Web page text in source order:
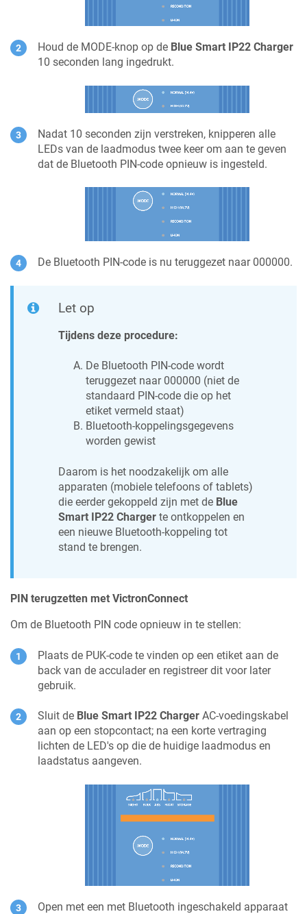
Houd de MODE-knop op de Blue Smart IP22 Charger
10 seconden lang ingedrukt.
Nadat 10 seconden zijn verstreken, knipperen alle
LEDs van de laadmodus twee keer om aan te geven
dat de Bluetooth PIN-code opnieuw is ingesteld.
De Bluetooth PIN-code is nu teruggezet naar 000000.
Let op
Tijdens deze procedure:
De Bluetooth PIN-code wordt
teruggezet naar 000000 (niet de
standaard PIN-code die op het
etiket vermeld staat)
Bluetooth-koppelingsgegevens
worden gewist
Daarom is het noodzakelijk om alle
apparaten (mobiele telefoons of tablets)
die eerder gekoppeld zijn met de Blue
Smart IP22 Charger te ontkoppelen en
een nieuwe Bluetooth-koppeling tot
stand te brengen.
PIN terugzetten met VictronConnect
Om de Bluetooth PIN code opnieuw in te stellen:
Plaats de PUK-code te vinden op een etiket aan de
back van de acculader en registreer dit voor later
gebruik.
Sluit de Blue Smart IP22 Charger AC-voedingskabel
aan op een stopcontact; na een korte vertraging
lichten de LED's op die de huidige laadmodus en
laadstatus aangeven.
Open met een met Bluetooth ingeschakeld apparaat